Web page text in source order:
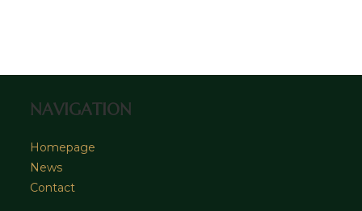
tab
NAVIGATION
Homepage
News
Contact